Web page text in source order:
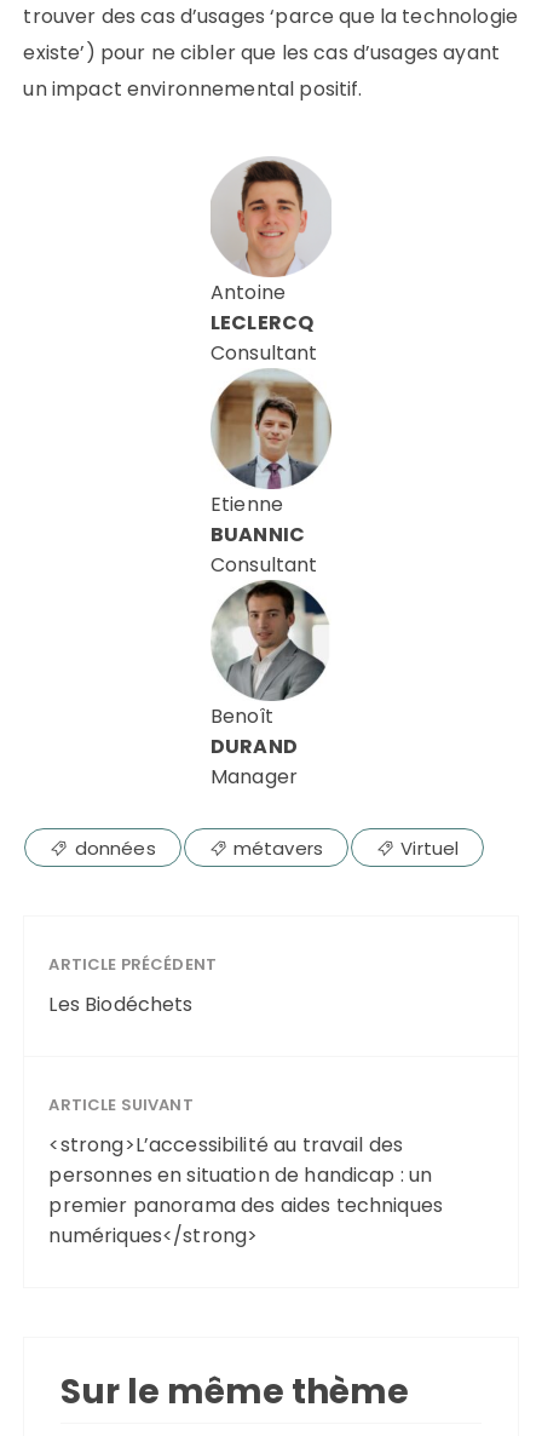
trouver des cas d’usages ‘parce que la technologie
existe’) pour ne cibler que les cas d’usages ayant
un impact environnemental positif.
Antoine
LECLERCQ
Consultant
Etienne
BUANNIC
Consultant
Benoît
DURAND
Manager
données métavers Virtuel
ARTICLE PRÉCÉDENT
Les Biodéchets
ARTICLE SUIVANT
<strong>L’accessibilité au travail des
personnes en situation de handicap : un
premier panorama des aides techniques
numériques</strong>
Sur le même thème